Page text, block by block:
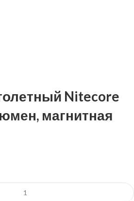
Nitecore
магнитная